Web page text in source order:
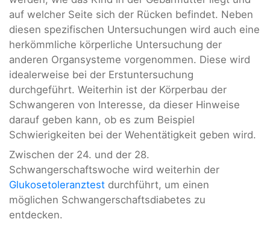
auf welcher Seite sich der Rücken befindet. Neben
diesen spezifischen Untersuchungen wird auch eine
herkömmliche körperliche Untersuchung der
anderen Organsysteme vorgenommen. Diese wird
idealerweise bei der Erstuntersuchung
durchgeführt. Weiterhin ist der Körperbau der
Schwangeren von Interesse, da dieser Hinweise
darauf geben kann, ob es zum Beispiel
Schwierigkeiten bei der Wehentätigkeit geben wird.
Zwischen der 24. und der 28.
Schwangerschaftswoche wird weiterhin der
Glukosetoleranztest durchführt, um einen
möglichen Schwangerschaftsdiabetes zu
entdecken.